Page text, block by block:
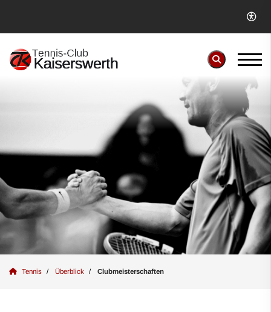
Tennis Überblick Clubmeisterschaften